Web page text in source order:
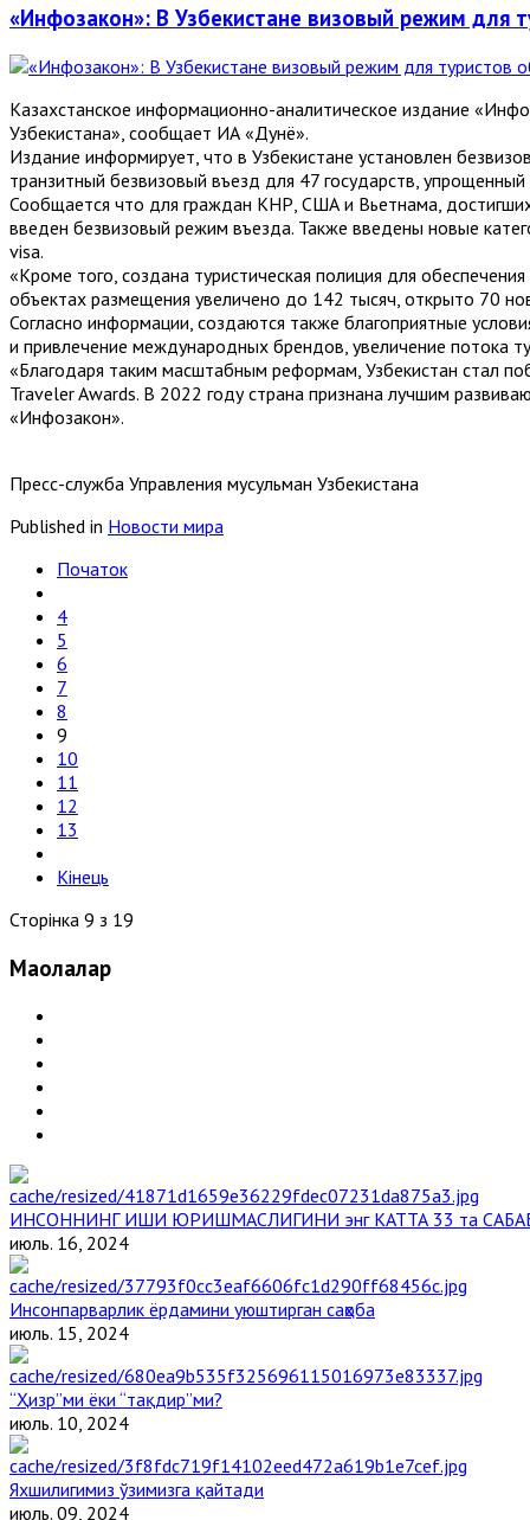
«Инфозакон»: В Узбекистане визовый режим для
Казахстанское информационно-аналитическое издание
Узбекистана», сообщает ИА «Дунё».
Издание информирует, что в Узбекистане установлен
транзитный безвизовый въезд для 47 государств,
Сообщается что для граждан КНР, США и Вьетнама,
введен безвизовый режим въезда. Также введены новые
visa.
«Кроме того, создана туристическая полиция для
объектах размещения увеличено до 142 тысяч, открыто 70
Согласно информации, создаются также благоприятные
и привлечение международных брендов, увеличение потока
«Благодаря таким масштабным реформам, Узбекистан стал
Traveler Awards. В 2022 году страна признана лучшим
«Инфозакон».
Пресс-служба Управления мусульман Узбекистана
Published in Новости мира
Початок
4
5
6
7
8
9
10
11
12
13
Кінець
Сторінка 9 з 19
Мақолалар
ИНСОННИНГ ИШИ ЮРИШМАСЛИГИНИ энг КАТТА 33 та
июль. 16, 2024
Инсонпарварлик ёрдамини уюштирган саҳоба
июль. 15, 2024
“Ҳизр”ми ёки “тақдир”ми?
июль. 10, 2024
Яхшилигимиз ўзимизга қайтади
июль. 09, 2024